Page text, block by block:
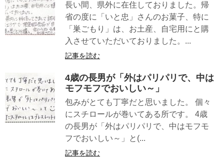
長い間、県外に在住しておりました。帰
省の度に「いと忠」さんのお菓子、特に
「巣ごもり」は、お土産、自宅用にと購
入させていただいておりました。...
記事を読む
4歳の長男が「外はパリパリで、中は
モフモフでおいしい～」
包みがとても丁寧だと思いました。 個々
にスチロールが巻いてある所です。 4歳
の長男が「外はパリパリで、中はモフモ
フでおいしい～」と(...
記事を読む